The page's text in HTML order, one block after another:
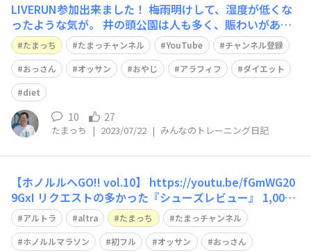
LIVERUN参加出来ました！ 梅雨明けして、湿度が低くな
ったような気が。 井の頭公園は人も多く、賑わいがあり
ました。 汗ダクダクになりましたので、周りの方には大
迷惑でした(笑)
たまっち たまっチャンネル YouTube
チャンネル登録
おっさん
オッサン おやじ アラフィフ
ダイエット
diet
10 27
たまっち | 2023/07/22 | みんなのトレーニング日記
【ホノルルへGO!! vol.10】 https://youtu.be/fGmWG20
9GxI リクエストの多かった『シューズレビュー』 1,000
足以上履いてきた経験から行き着いた【ALTRA】。 その
最新モデルについて、マニアックになり過ぎないお話しを
させていただきました。 膝の痛みに悩んで
アルトラ altra たまっち
たまっチャンネル
ホノルルマラソン
初フル オッサン
おっさん